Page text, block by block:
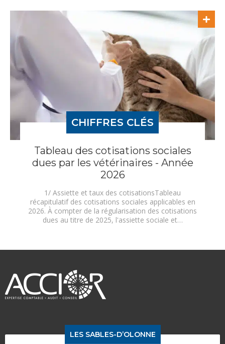
CHIFFRES CLÉS
Tableau des cotisations sociales
dues par les vétérinaires - Année
2026
1/ Assiette et taux des cotisationsTableau
récapitulatif des cotisations sociales applicables en
2026. À compter de la régularisation des cotisations
dues au titre de 2025, l'assiette sociale et…
LES SABLES-D’OLONNE